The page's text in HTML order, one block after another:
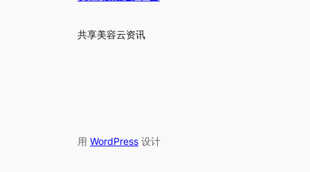
共享美容云资讯
用 WordPress 设计